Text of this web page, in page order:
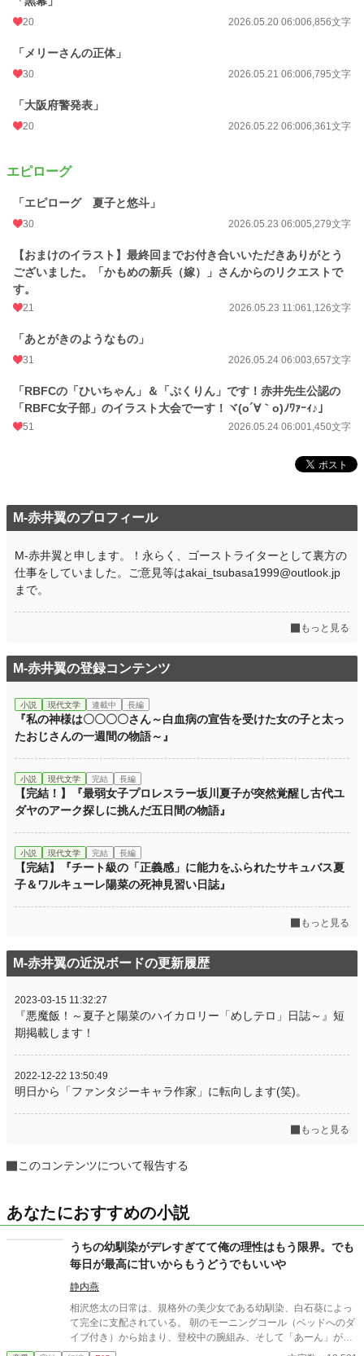
20 2026.05.20 06:006,856文字
「メリーさんの正体」
30 2026.05.21 06:006,795文字
「大阪府警発表」
20 2026.05.22 06:006,361文字
エピローグ
「エピローグ 夏子と悠斗」
30 2026.05.23 06:005,279文字
【おまけのイラスト】最終回までお付き合いいただきありがとう
ございました。「かもめの新兵（嫁）」さんからのリクエストで
す。
21 2026.05.23 11:061,126文字
「あとがきのようなもの」
31 2026.05.24 06:003,657文字
「RBFCの「ひいちゃん」＆「ぷくりん」です！赤井先生公認の
「RBFC女子部」のイラスト大会でーす！ヾ(o´∀｀o)ﾉﾜｧｰｨ♪」
51 2026.05.24 06:001,450文字
M‐赤井翼のプロフィール
M-赤井翼と申します。！永らく、ゴーストライターとして裏方の
仕事をしていました。ご意見等はakai_tsubasa1999@outlook.jp
まで。
もっと見る
M‐赤井翼の登録コンテンツ
小説 現代文学 連載中 長編
『私の神様は〇〇〇〇さん～白血病の宣告を受けた女の子と太っ
たおじさんの一週間の物語～』
小説 現代文学 完結 長編
【完結！】『最弱女子プロレスラー坂川夏子が突然覚醒し古代ユ
ダヤのアーク探しに挑んだ五日間の物語』
小説 現代文学 完結 長編
【完結】『チート級の「正義感」に能力をふられたサキュバス夏
子＆ワルキューレ陽菜の死神見習い日誌』
もっと見る
M‐赤井翼の近況ボードの更新履歴
2023-03-15 11:32:27
『悪魔飯！～夏子と陽菜のハイカロリー「めしテロ」日誌～』短
期掲載します！
2022-12-22 13:50:49
明日から「ファンタジーキャラ作家」に転向します(笑)。
もっと見る
このコンテンツについて報告する
あなたにおすすめの小説
うちの幼馴染がデレすぎてて俺の理性はもう限界。でも
毎日が最高に甘いからもうどうでもいいや
静内燕
相沢悠太の日常は、規格外の美少女である幼馴染、白石葵によっ
て完全に支配されている。 朝のモーニングコール（ベッドへのダ
イブ付き）から始まり、登校中の腕組み、そして「あーん」が義
務付けられた手作り弁当。誰もが羨むラブラブっぷりだが、悠太